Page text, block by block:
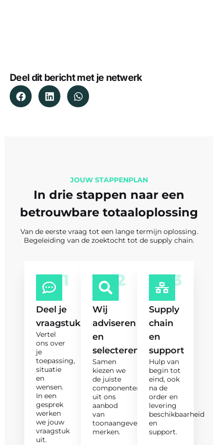
Deel dit bericht met je netwerk
JOUW STAPPENPLAN
In drie stappen naar een
betrouwbare totaaloplossing
Van de eerste vraag tot een lange termijn oplossing.
Begeleiding van de zoektocht tot de supply chain.
Deel je
vraagstuk
Vertel
ons over
je
toepassing,
situatie
en
wensen.
In een
gesprek
werken
we jouw
vraagstuk
uit.
01
Wij
adviseren
en
selecteren
Samen
kiezen we
de juiste
componenten
uit ons
aanbod
van
toonaangevende
merken.
02
Supply
chain
en
support
Hulp van
begin tot
eind, ook
na de
order en
levering
beschikbaarheid
en
support.
03